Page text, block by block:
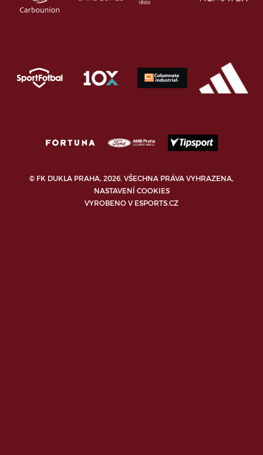
© FK DUKLA PRAHA, 2026. VŠECHNA PRÁVA VYHRAZENA,
NASTAVENÍ COOKIES
VYROBENO V ESPORTS.CZ